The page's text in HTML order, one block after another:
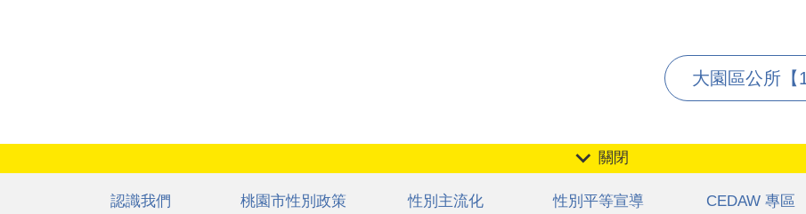
大園區公所【
關閉
認識我們 桃園市性別政策 性別主流化 性別平等宣導 CEDAW 專區